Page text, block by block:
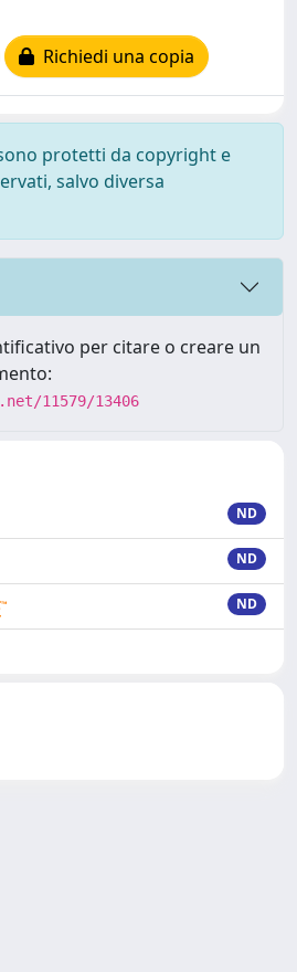
Richiedi una copia
protetti da copyright e
salvo diversa
per citare o creare un
11579/13406
ND
ND
ND